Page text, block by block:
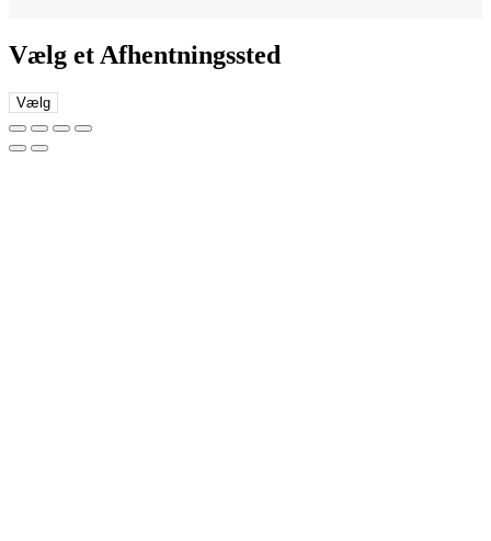
Vælg et Afhentningssted
Vælg